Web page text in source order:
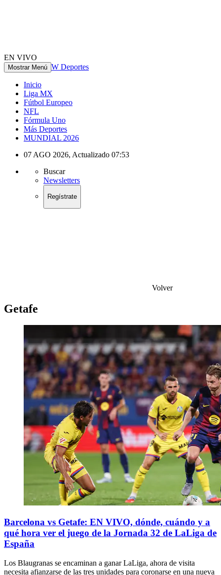
EN VIVO
Mostrar Menú W Deportes
Inicio
Liga MX
Fútbol Europeo
NFL
Fórmula Uno
Más Deportes
MUNDIAL 2026
07 AGO 2026, Actualizado 07:53
Buscar
Newsletters
Regístrate
Volver
Getafe
Barcelona vs Getafe: EN VIVO, dónde, cuándo y a
qué hora ver el juego de la Jornada 32 de LaLiga de
España
Los Blaugranas se encaminan a ganar LaLiga, ahora de visita
necesita afianzarse de las tres unidades para coronarse en una nueva